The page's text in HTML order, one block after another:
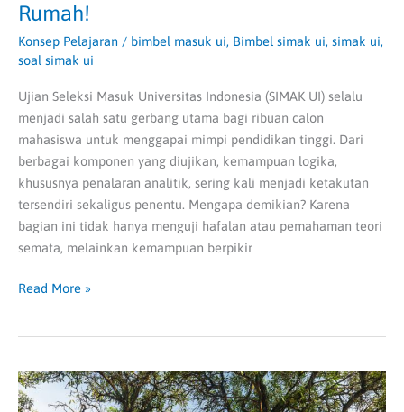
Rumah!
Konsep Pelajaran / bimbel masuk ui, Bimbel simak ui, simak ui,
soal simak ui
Ujian Seleksi Masuk Universitas Indonesia (SIMAK UI) selalu
menjadi salah satu gerbang utama bagi ribuan calon
mahasiswa untuk menggapai mimpi pendidikan tinggi. Dari
berbagai komponen yang diujikan, kemampuan logika,
khususnya penalaran analitik, sering kali menjadi ketakutan
tersendiri sekaligus penentu. Mengapa demikian? Karena
bagian ini tidak hanya menguji hafalan atau pemahaman teori
semata, melainkan kemampuan berpikir
Read More »
Kapan
Jadwal